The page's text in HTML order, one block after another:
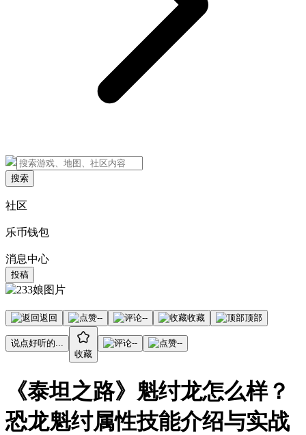
搜索
社区
乐币钱包
消息中心
投稿
返回 -- -- 收藏 顶部
说点好听的...
收藏
-- --
《泰坦之路》魁纣龙怎么样？
恐龙魁纣属性技能介绍与实战